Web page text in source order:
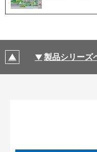
製品シリーズ